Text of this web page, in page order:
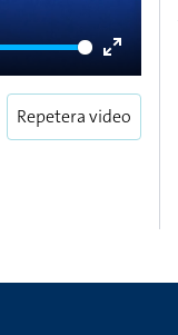
Enter
fullscreen
Repetera video